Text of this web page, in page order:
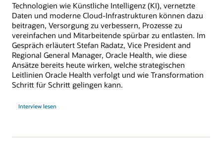
Technologien wie Künstliche Intelligenz (KI), vernetzte
Daten und moderne Cloud-Infrastrukturen können dazu
beitragen, Versorgung zu verbessern, Prozesse zu
vereinfachen und Mitarbeitende spürbar zu entlasten. Im
Gespräch erläutert Stefan Radatz, Vice President and
Regional General Manager, Oracle Health, wie diese
Ansätze bereits heute wirken, welche strategischen
Leitlinien Oracle Health verfolgt und wie Transformation
Schritt für Schritt gelingen kann.
Interview lesen